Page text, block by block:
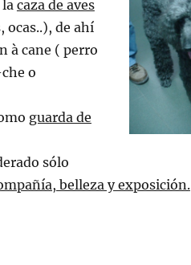
caza de aves
ocas..), de ahí
à cane ( perro
o
guarda de
sólo
belleza y exposición.